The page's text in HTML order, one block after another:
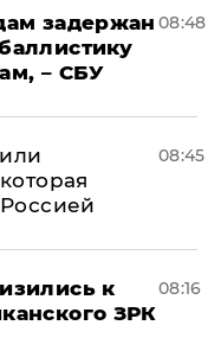
задержан
– СБУ
08:48
08:45
к
ЗРК
08:16